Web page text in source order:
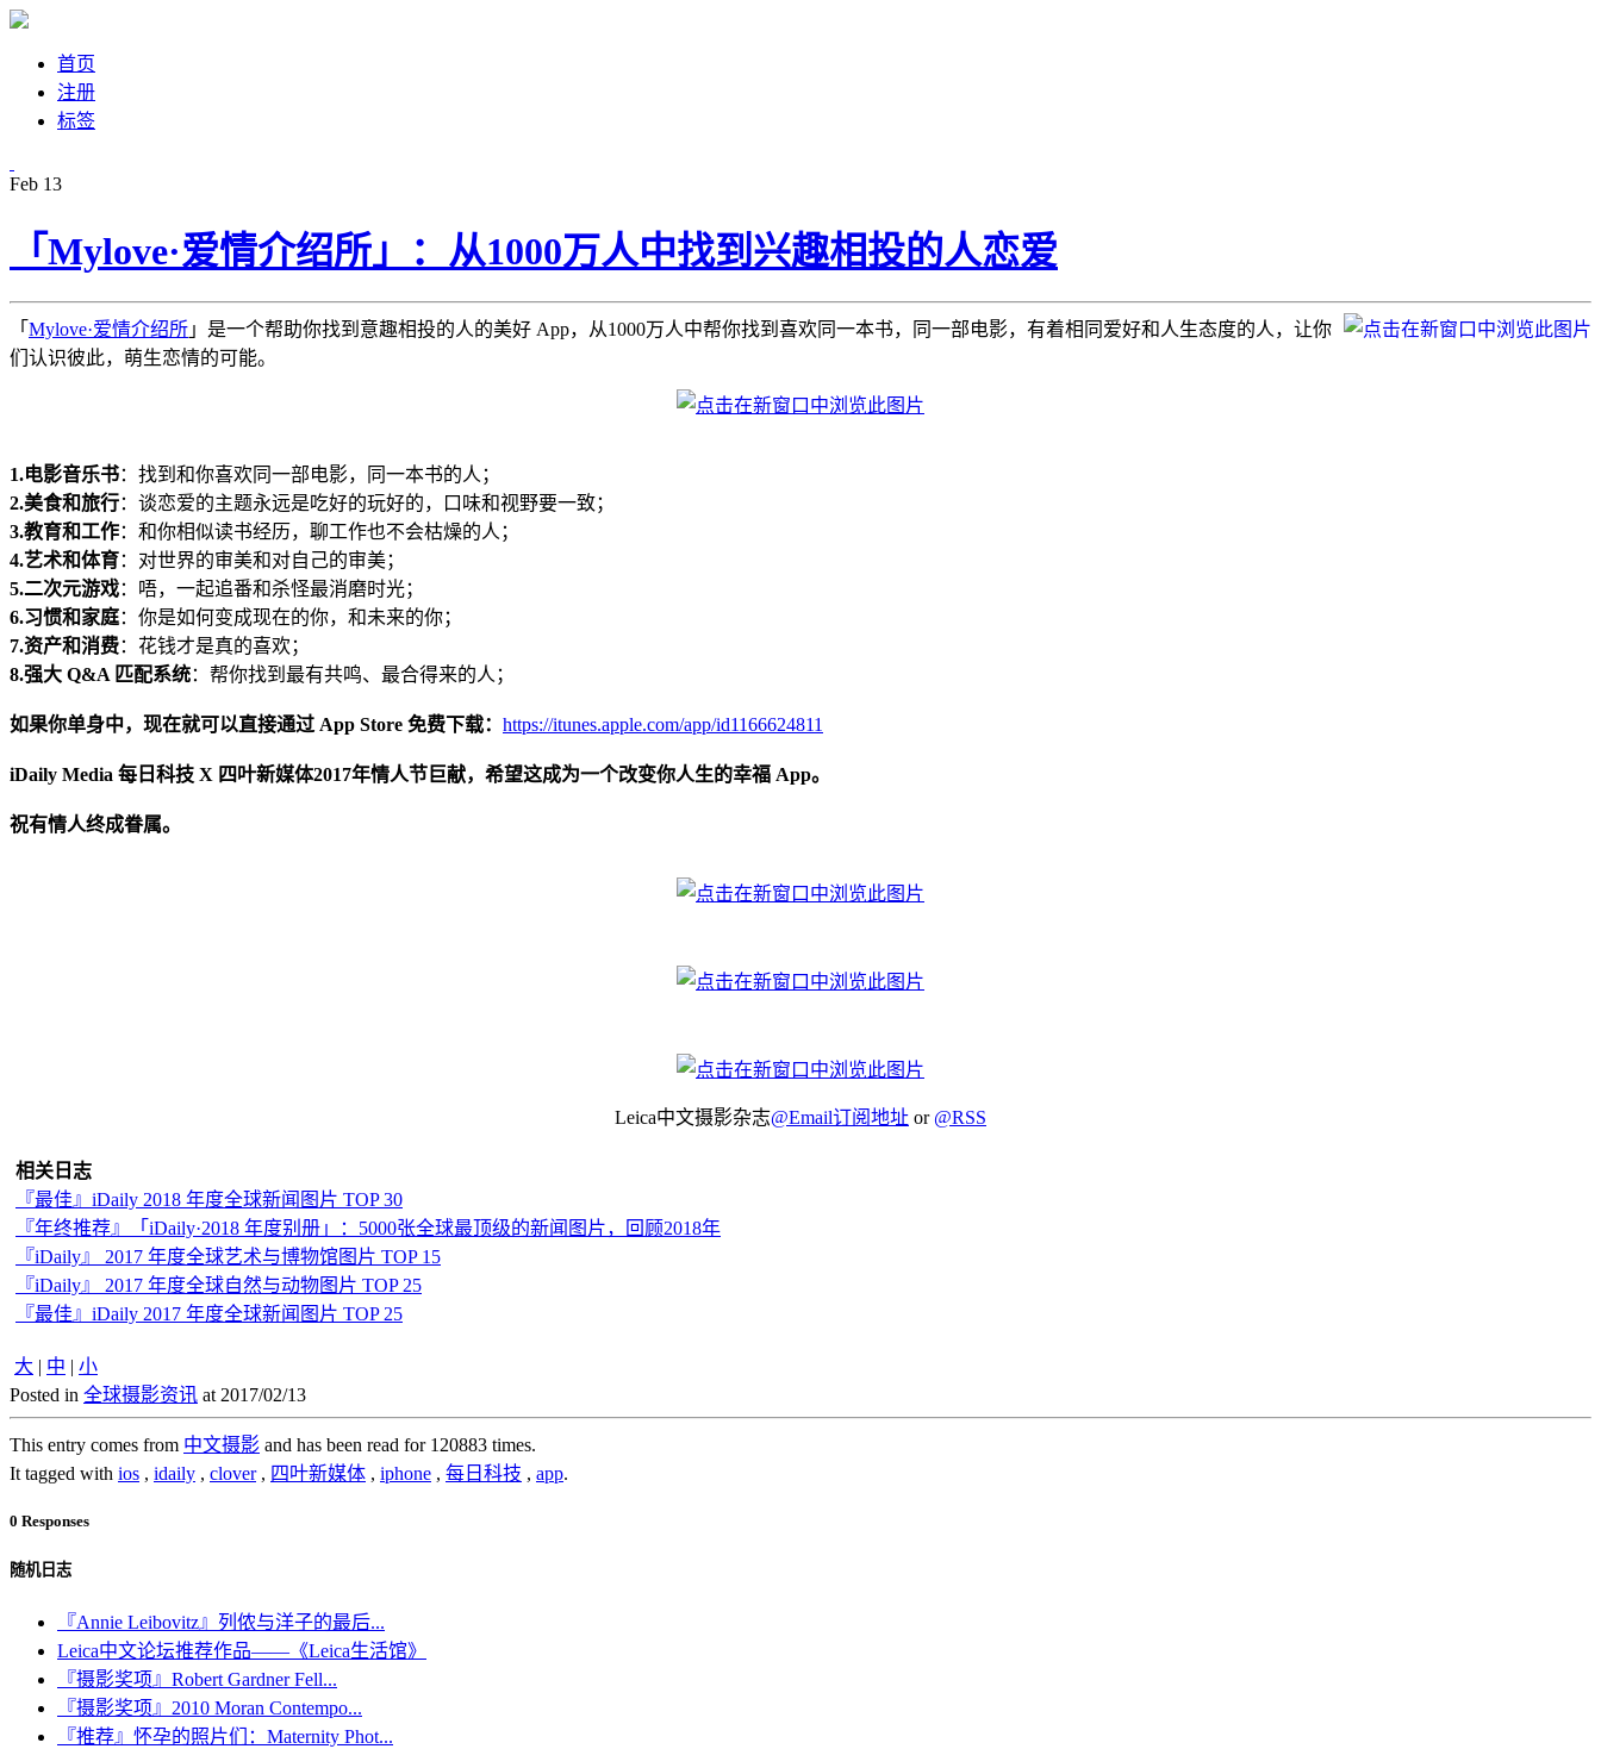
首页
注册
标签
Feb 13
「Mylove·爱情介绍所」：从1000万人中找到兴趣相投的人恋爱
「 Mylove·爱情介绍所 」是一个帮助你找到意趣相投的人的美好 App，从1000万人中帮你找到喜欢同一本书，同一部电影，有着相同爱好和人生态度的人，让你
们认识彼此，萌生恋情的可能。
1.电影音乐书：找到和你喜欢同一部电影，同一本书的人；
2.美食和旅行：谈恋爱的主题永远是吃好的玩好的，口味和视野要一致；
3.教育和工作：和你相似读书经历，聊工作也不会枯燥的人；
4.艺术和体育：对世界的审美和对自己的审美；
5.二次元游戏：唔，一起追番和杀怪最消磨时光；
6.习惯和家庭：你是如何变成现在的你，和未来的你；
7.资产和消费：花钱才是真的喜欢；
8.强大 Q&A 匹配系统：帮你找到最有共鸣、最合得来的人；
如果你单身中，现在就可以直接通过 App Store 免费下载： https://itunes.apple.com/app/id1166624811
iDaily Media 每日科技 X 四叶新媒体2017年情人节巨献，希望这成为一个改变你人生的幸福 App。
祝有情人终成眷属。
Leica中文摄影杂志@Email订阅地址 or @RSS
相关日志
『最佳』iDaily 2018 年度全球新闻图片 TOP 30
『年终推荐』「iDaily·2018 年度别册」：5000张全球最顶级的新闻图片，回顾2018年
『iDaily』 2017 年度全球艺术与博物馆图片 TOP 15
『iDaily』 2017 年度全球自然与动物图片 TOP 25
『最佳』iDaily 2017 年度全球新闻图片 TOP 25
大 | 中 | 小
Posted in 全球摄影资讯 at 2017/02/13
This entry comes from 中文摄影 and has been read for 120883 times.
It tagged with ios , idaily , clover, 四叶新媒体 , iphone , 每日科技 , app.
0 Responses
随机日志
『Annie Leibovitz』列侬与洋子的最后...
Leica中文论坛推荐作品——《Leica生活馆》
『摄影奖项』Robert Gardner Fell...
『摄影奖项』2010 Moran Contempo...
『推荐』怀孕的照片们：Maternity Phot...